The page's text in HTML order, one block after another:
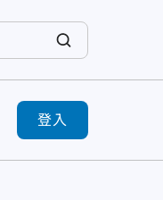
登入